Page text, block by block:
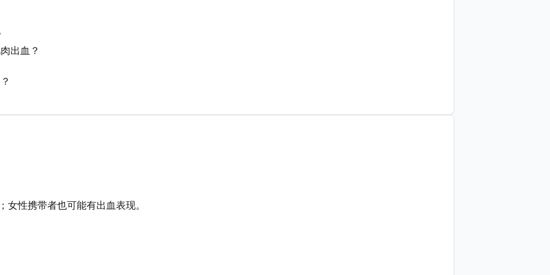
出血？
性携带者也可能有出血表现。